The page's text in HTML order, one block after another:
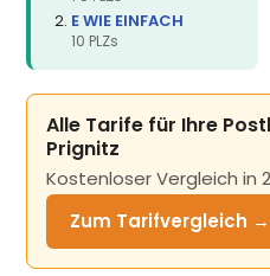
E WIE EINFACH
10 PLZs
Alle Tarife für Ihre
Prignitz
Kostenloser Vergleich in
Zum Tarifvergleich →